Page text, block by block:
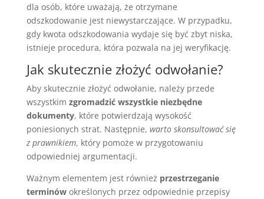
dla osób, które uważają, że otrzymane
odszkodowanie jest niewystarczające. W przypadku,
gdy kwota odszkodowania wydaje się być zbyt niska,
istnieje procedura, która pozwala na jej weryfikację.
Jak skutecznie złożyć odwołanie?
Aby skutecznie złożyć odwołanie, należy przede
wszystkim zgromadzić wszystkie niezbędne
dokumenty, które potwierdzają wysokość
poniesionych strat. Następnie, warto skonsultować się
z prawnikiem, który pomoże w przygotowaniu
odpowiedniej argumentacji.
Ważnym elementem jest również przestrzeganie
terminówokreślonych przez odpowiednie przepisy